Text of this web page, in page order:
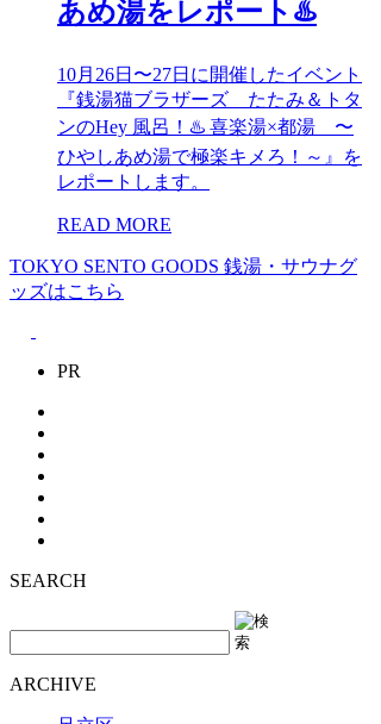
あめ湯をレポート♨️
10月26日〜27日に開催したイベント
『銭湯猫ブラザーズ たたみ＆トタ
ンのHey 風呂！♨️ 喜楽湯×都湯 〜
ひやしあめ湯で極楽キメろ！～』を
レポートします。
READ MORE
TOKYO SENTO GOODS 銭湯・サウナグ
ッズはこちら
PR
SEARCH
ARCHIVE